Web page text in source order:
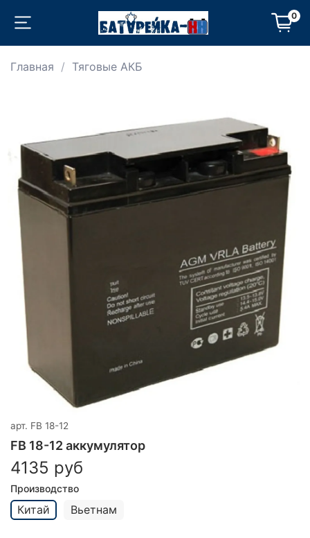
0
Главная Тяговые АКБ
арт. FB 18-12
FB 18-12 аккумулятор
4135 руб
Производство
Китай Вьетнам